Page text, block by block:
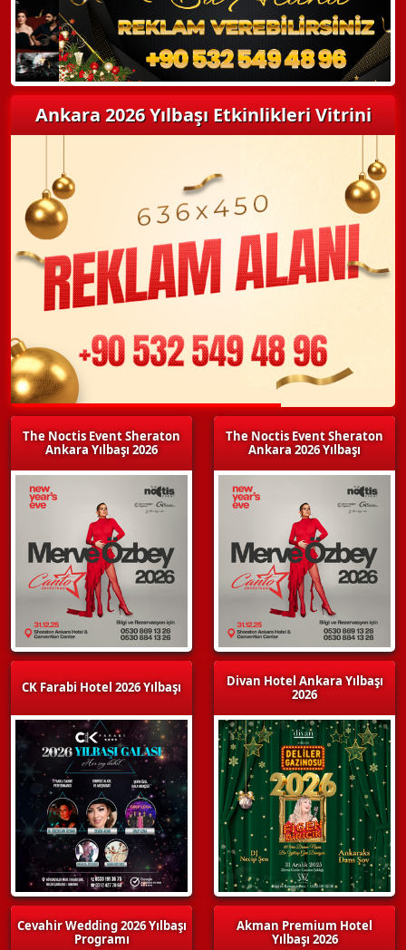
Ankara 2026 Yılbaşı Etkinlikleri Vitrini
The Noctis Event Sheraton
Ankara Yılbaşı 2026
CK Farabi Hotel 2026 Yılbaşı
Cevahir Wedding 2026 Yılbaşı
Programı
The Noctis Event Sheraton
Ankara 2026 Yılbaşı
Divan Hotel Ankara Yılbaşı
2026
Akman Premium Hotel
Yılbaşı 2026